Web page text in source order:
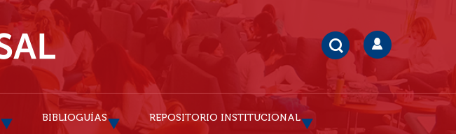
BIBLIOGUÍAS REPOSITORIO INSTITUCIONAL